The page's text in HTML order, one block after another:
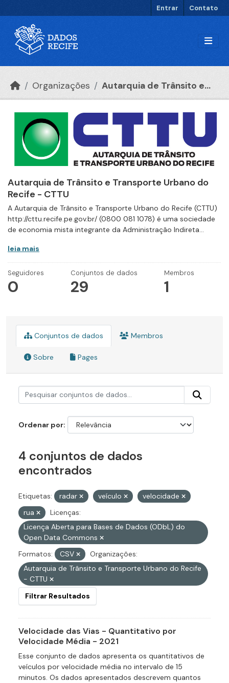
Entrar Contato
Organizações Autarquia de Trânsito e...
Autarquia de Trânsito e Transporte Urbano do
Recife - CTTU
A Autarquia de Trânsito e Transporte Urbano do Recife (CTTU)
http://cttu.recife.pe.gov.br/ (0800 081 1078) é uma sociedade
de economia mista integrante da Administração Indireta...
leia mais
Seguidores
0
Conjuntos de dados
29
Membros
1
Conjuntos de dados Membros
Sobre Pages
Ordenar por
4 conjuntos de dados
encontrados
Etiquetas: radar veículo
velocidade
rua
Licenças:
Licença Aberta para Bases de Dados (ODbL) do
Open Data Commons
Formatos:
CSV
Organizações:
Autarquia de Trânsito e Transporte Urbano do Recife
- CTTU
Filtrar Resultados
Velocidade das Vias - Quantitativo por
Velocidade Média - 2021
Esse conjunto de dados apresenta os quantitativos de
veículos por velocidade média no intervalo de 15
minutos. Os dados apresentados descrevem quantos